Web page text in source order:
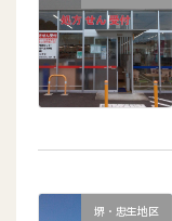
堺・忠生地区